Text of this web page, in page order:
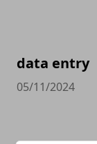
data entry
05/11/2024